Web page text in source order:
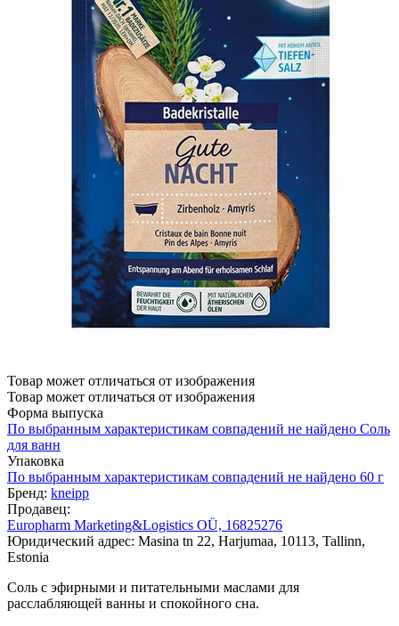
Товар может отличаться от изображения
Товар может отличаться от изображения
Форма выпуска
По выбранным характеристикам совпадений не найдено Соль
для ванн
Упаковка
По выбранным характеристикам совпадений не найдено 60 г
Бренд: kneipp
Продавец:
Europharm Marketing&Logistics OÜ, 16825276
Юридический адрес: Masina tn 22, Harjumaa, 10113, Tallinn,
Estonia
Соль с эфирными и питательными маслами для
расслабляющей ванны и спокойного сна.